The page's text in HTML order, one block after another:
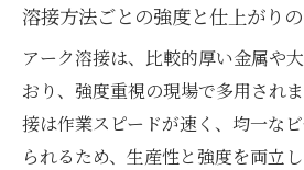
溶接方法ごとの強度と仕上がり
アーク溶接は、比較的厚い金属や
おり、強度重視の現場で多用され
接は作業スピードが速く、均一な
られるため、生産性と強度を両立